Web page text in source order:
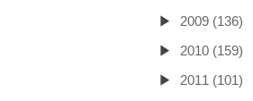
2009 (136)
2010 (159)
2011 (101)